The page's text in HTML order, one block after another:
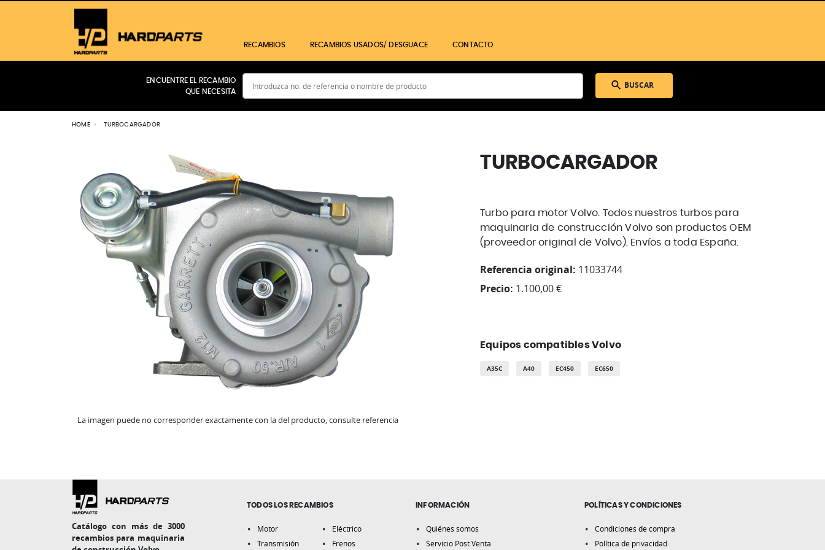
RECAMBIOS
MOTOR
FRENOS
CABINA
Ver todos los productos
RECAMBIOS USADOS/ DESGUACE CONTACTO
ENCUENTRE EL RECAMBIO
QUE NECESITA
BUSCAR
HOME TURBOCARGADOR
TURBOCARGADOR
Turbo para motor Volvo. Todos nuestros turbos para
maquinaria de construcción Volvo son productos OEM
(proveedor original de Volvo). Envíos a toda España.
Referencia original: 11033744
Precio: 1.100,00 €
Equipos compatibles Volvo
A35C A40 EC450 EC650
La imagen puede no corresponder exactamente con la del producto, consulte referencia
Catálogo con más de 3000
recambios para maquinaria
TODOS LOS RECAMBIOS
Motor
Eléctrico
Transmisión
Frenos
INFORMACIÓN
Quiénes somos
Servicio Post Venta
POLÍTICAS Y CONDICIONES
Condiciones de compra
Política de privacidad